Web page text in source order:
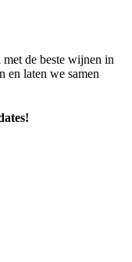
de beste wijnen in
en laten we samen